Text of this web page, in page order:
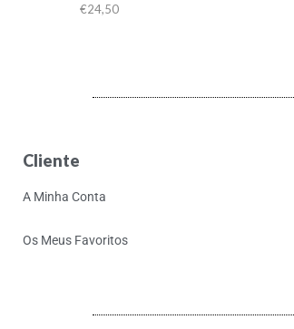
€24,50
Cliente
A Minha Conta
Os Meus Favoritos